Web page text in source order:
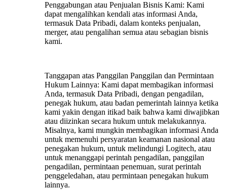
Penggabungan atau Penjualan Bisnis Kami: Kami
dapat mengalihkan kendali atas informasi Anda,
termasuk Data Pribadi, dalam konteks penjualan,
merger, atau pengalihan semua atau sebagian bisnis
kami.
Tanggapan atas Panggilan Panggilan dan Permintaan
Hukum Lainnya: Kami dapat membagikan informasi
Anda, termasuk Data Pribadi, dengan pengadilan,
penegak hukum, atau badan pemerintah lainnya ketika
kami yakin dengan itikad baik bahwa kami diwajibkan
atau diizinkan secara hukum untuk melakukannya.
Misalnya, kami mungkin membagikan informasi Anda
untuk memenuhi persyaratan keamanan nasional atau
penegakan hukum, untuk melindungi Logitech, atau
untuk menanggapi perintah pengadilan, panggilan
pengadilan, permintaan penemuan, surat perintah
penggeledahan, atau permintaan penegakan hukum
lainnya.